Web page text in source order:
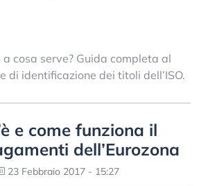
a cosa serve? Guida completa al
di identificazione dei titoli dell’ISO.
e come funziona il
dell’Eurozona
23 Febbraio 2017 - 15:27